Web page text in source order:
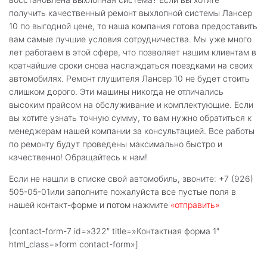
получить качественный ремонт выхлопной системы Лансер
10 по выгодной цене, то наша компания готова предоставить
вам самые лучшие условия сотрудничества. Мы уже много
лет работаем в этой сфере, что позволяет нашим клиентам в
кратчайшие сроки снова наслаждаться поездками на своих
автомобилях. Ремонт глушителя Лансер 10 не будет стоить
слишком дорого. Эти машины никогда не отличались
высоким прайсом на обслуживание и комплектующие. Если
вы хотите узнать точную сумму, то вам нужно обратиться к
менеджерам нашей компании за консультацией. Все работы
по ремонту будут проведены максимально быстро и
качественно! Обращайтесь к нам!
Если не нашли в списке свой автомобиль, звоните: +7 (926)
505-05-01или заполните пожалуйста все пустые поля в
нашей контакт-форме и потом нажмите «отправить»
[contact-form-7 id=»322″ title=»Контактная форма 1″
html_class=»form contact-form»]